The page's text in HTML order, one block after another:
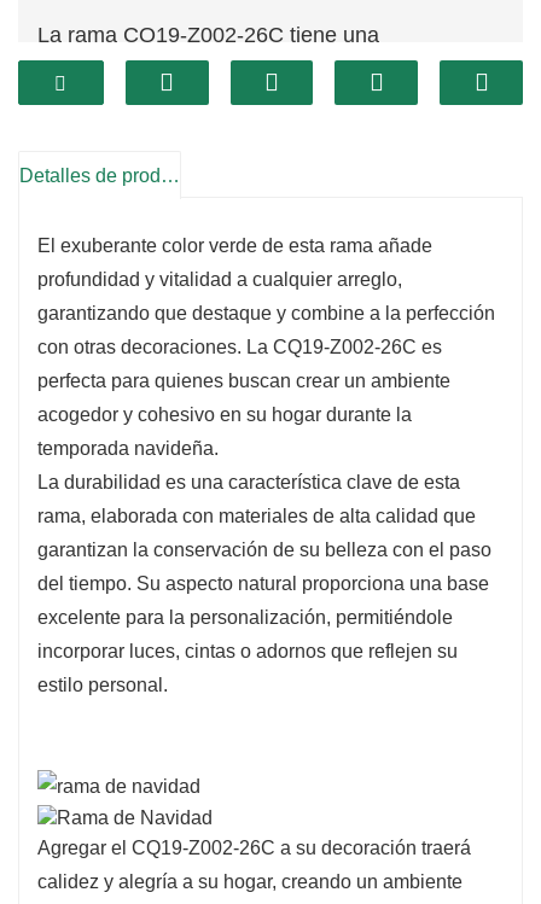
La rama CQ19-Z002-26C tiene una
encantadora longitud de 26 cm y está diseñada
con un hermoso follaje verde que aporta un
rama ofrece una apariencia realista, lo que la
coronas, guirnaldas o arreglos florales. Su
tamaño compacto la hace versátil y se adapta a
diversos estilos de decoración.
Detalles de producto
El exuberante color verde de esta rama añade
profundidad y vitalidad a cualquier arreglo,
garantizando que destaque y combine a la perfección
con otras decoraciones. La CQ19-Z002-26C es
perfecta para quienes buscan crear un ambiente
acogedor y cohesivo en su hogar durante la
temporada navideña.
La durabilidad es una característica clave de esta
rama, elaborada con materiales de alta calidad que
garantizan la conservación de su belleza con el paso
del tiempo. Su aspecto natural proporciona una base
excelente para la personalización, permitiéndole
incorporar luces, cintas o adornos que reflejen su
estilo personal.
Agregar el CQ19-Z002-26C a su decoración traerá
calidez y alegría a su hogar, creando un ambiente